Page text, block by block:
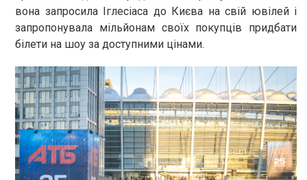
вона запросила Іглесіаса до Києва на свій ювілей і
запропонувала мільйонам своїх покупців придбати
білети на шоу за доступними цінами.